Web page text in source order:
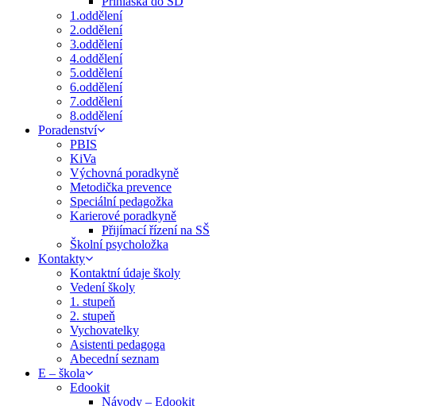
1.oddělení
2.oddělení
3.oddělení
4.oddělení
5.oddělení
6.oddělení
7.oddělení
8.oddělení
Poradenství
PBIS
KiVa
Výchovná poradkyně
Metodička prevence
Speciální pedagožka
Karierové poradkyně
Přijímací řízení na SŠ
Školní psycholožka
Kontakty
Kontaktní údaje školy
Vedení školy
1. stupeň
2. stupeň
Vychovatelky
Asistenti pedagoga
Abecední seznam
E – škola
Edookit
Návody – Edookit